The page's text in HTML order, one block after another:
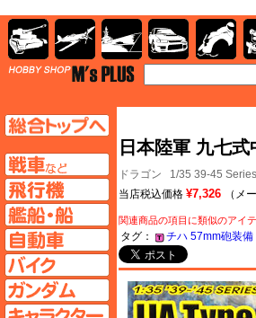
日本陸軍 九七
ドラゴン 1/35 39-45 Series
当店税込価格 ¥7,326 （メ
関連商品の項目に類似のアイ
タグ： チハ 57mm砲装備
AFV
自動車ページへ
バイクページへ
ガンダムページへ
キャラクターページへ
AFV 飛行機 艦船 自動車 バ